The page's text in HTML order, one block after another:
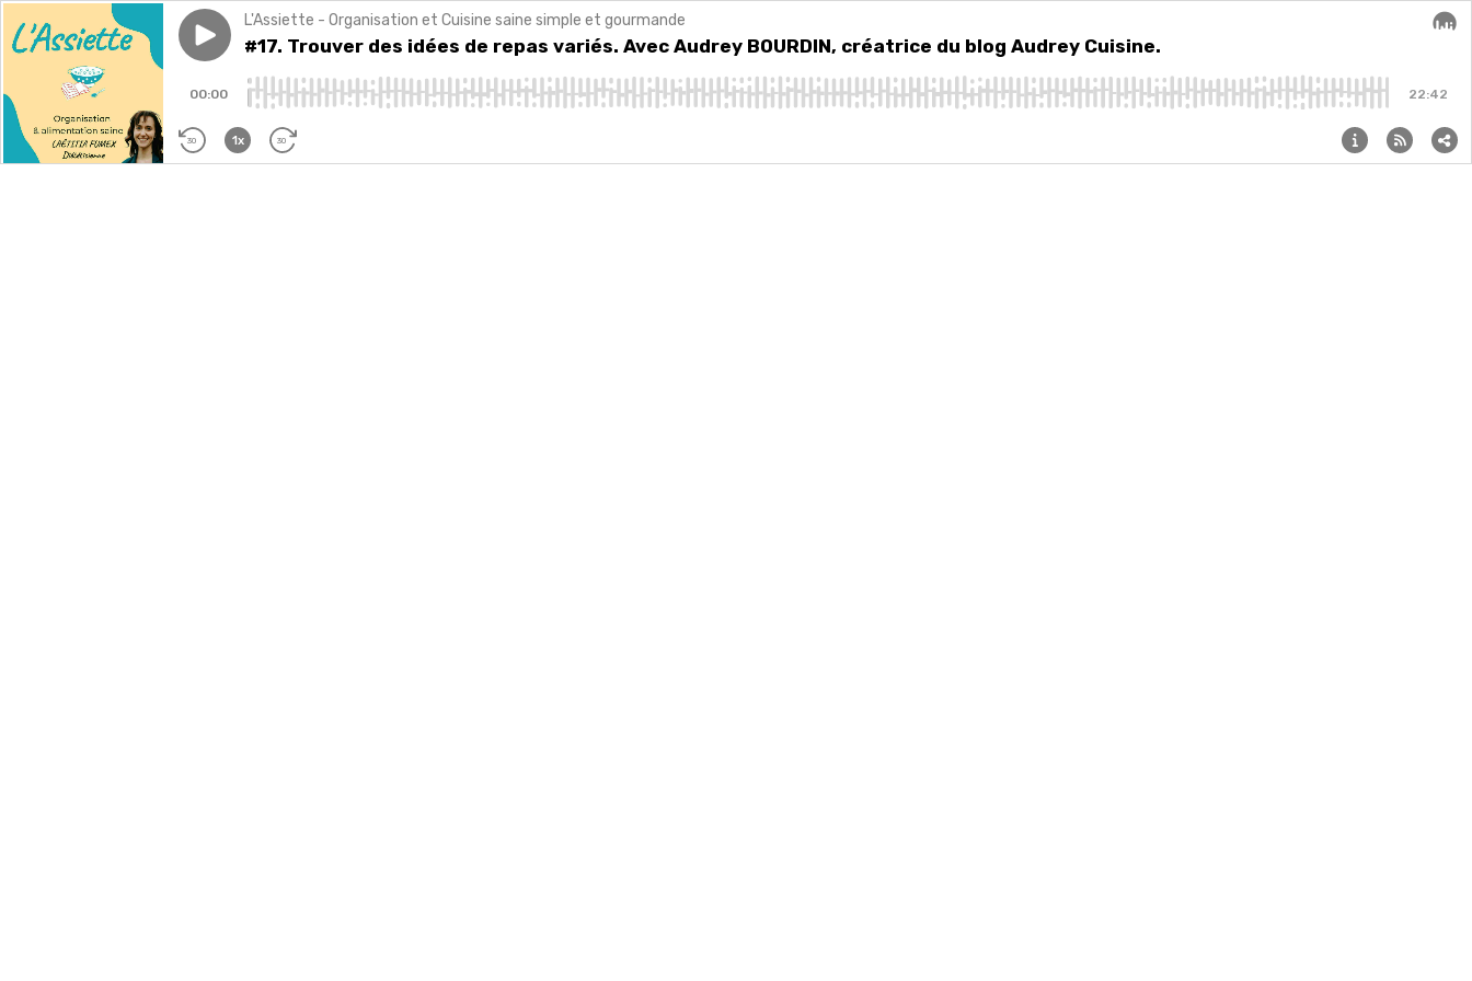
Play episode#17. Trouver des idées de repas variés. Avec Audrey BOURDIN, créatrice du blog Audrey Cuisine.
L'Assiette - Organisation et Cuisine saine simple et gourmande
#17. Trouver des idées de repas variés. Avec Audrey BOURDIN, créatrice du blog Audrey Cuisine.
00:00 22:42
30 1x 30